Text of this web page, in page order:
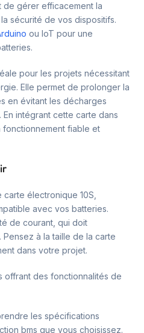
de gérer efficacement la
sécurité de vos dispositifs.
ou IoT pour une
pour les projets nécessitant
Elle permet de prolonger la
en évitant les décharges
intégrant cette carte dans
fiable et
électronique 10S,
avec vos batteries.
de courant, qui doit
à la taille de la carte
dans votre projet.
offrant des fonctionnalités de
les spécifications
bms que vous choisissez.